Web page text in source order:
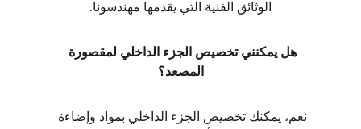
الوثائق الفنية التي يقدمها مهندسونا.
هل يمكنني تخصيص الجزء الداخلي لمقصورة
المصعد؟
نعم، يمكنك تخصيص الجزء الداخلي بمواد وإضاءة